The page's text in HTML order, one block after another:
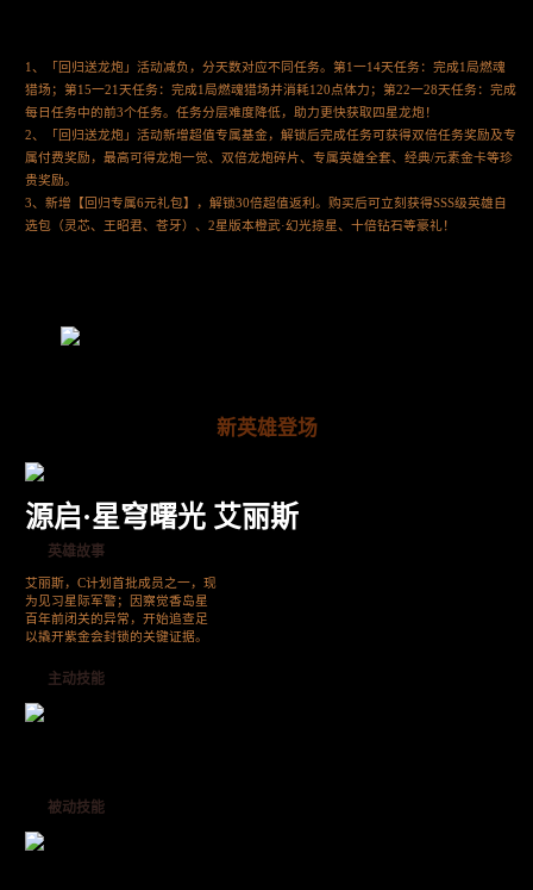
1、「回归送龙炮」活动减负，分天数对应不同任务。第1一14天任务：完成1局燃魂
猎场；第15一21天任务：完成1局燃魂猎场并消耗120点体力；第22一28天任务：完成
每日任务中的前3个任务。任务分层难度降低，助力更快获取四星龙炮！
2、「回归送龙炮」活动新增超值专属基金，解锁后完成任务可获得双倍任务奖励及专
属付费奖励，最高可得龙炮一觉、双倍龙炮碎片、专属英雄全套、经典/元素金卡等珍
贵奖励。
3、新增【回归专属6元礼包】，解锁30倍超值返利。购买后可立刻获得SSS级英雄自
选包（灵芯、王昭君、苍牙）、2星版本橙武·幻光掠星、十倍钻石等豪礼！
新英雄登场
源启·星穹曙光 艾丽斯
英雄故事
艾丽斯，C计划首批成员之一，现
为见习星际军警；因察觉香岛星
百年前闭关的异常，开始追查足
以撬开紫金会封锁的关键证据。
主动技能
被动技能